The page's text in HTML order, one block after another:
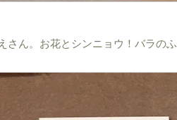
さん。お花とシンニョウ！バラの